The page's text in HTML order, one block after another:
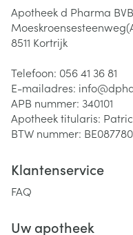
Apotheek d Pharma
8511 Kortrijk
Telefoon: 056 41 36 81
E-mailadres: info@
APB nummer: 340101
Apotheek titularis:
BTW nummer:
Klantenservice
FAQ
Uw apotheek